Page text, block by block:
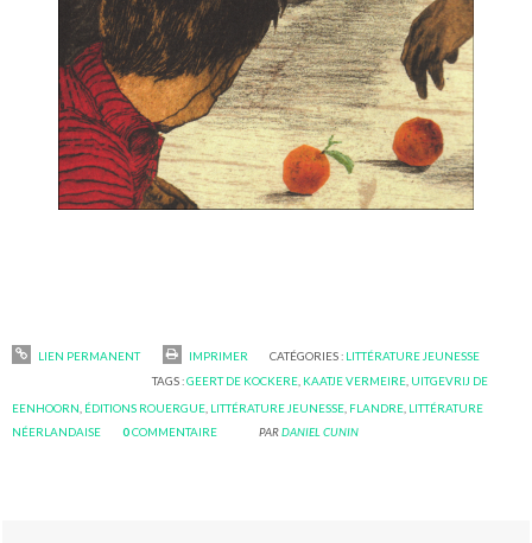
LIEN PERMANENT IMPRIMER CATÉGORIES : LITTÉRATURE JEUNESSE
TAGS :GEERT DE KOCKERE KAATJE VERMEIRE UITGEVRIJ DE
EENHOORN ÉDITIONS ROUERGUE LITTÉRATURE JEUNESSE FLANDRE LITTÉRATURE
NÉERLANDAISE
0COMMENTAIRE PARDANIEL CUNIN